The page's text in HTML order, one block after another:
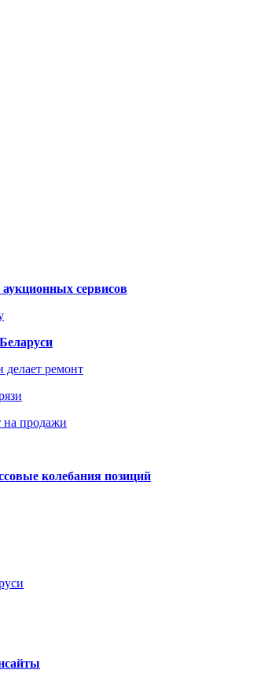
сервисов
делает ремонт
на продажи
колебания позиций